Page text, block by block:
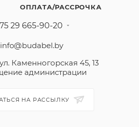
ОПЛАТА/РАССРОЧКА
29 665-90-20
info@budabel.by
Каменногорская 45, 13
администрации
НА РАССЫЛКУ